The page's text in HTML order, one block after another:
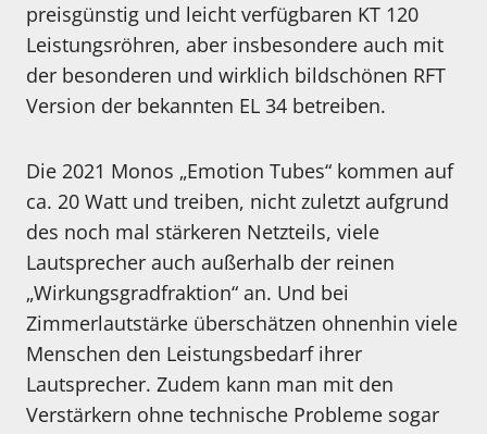
preisgünstig und leicht verfügbaren KT 120
Leistungsröhren, aber insbesondere auch mit
der besonderen und wirklich bildschönen RFT
Version der bekannten EL 34 betreiben.
Die 2021 Monos „Emotion Tubes“ kommen auf
ca. 20 Watt und treiben, nicht zuletzt aufgrund
des noch mal stärkeren Netzteils, viele
Lautsprecher auch außerhalb der reinen
„Wirkungsgradfraktion“ an. Und bei
Zimmerlautstärke überschätzen ohnenhin viele
Menschen den Leistungsbedarf ihrer
Lautsprecher. Zudem kann man mit den
Verstärkern ohne technische Probleme sogar